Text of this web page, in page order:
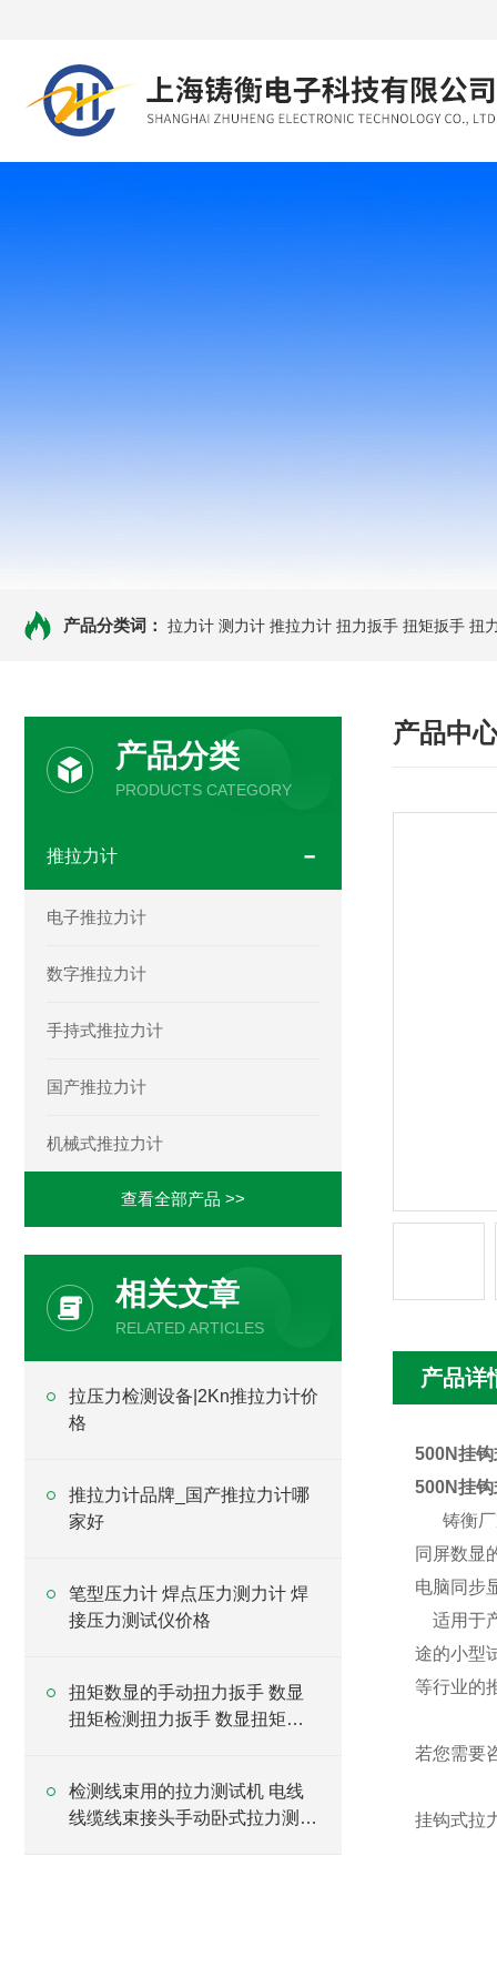
产品分类词： 拉力计 测力计 推拉力计 扭力扳手 扭矩扳手 扭
产品分类
PRODUCTS CATEGORY
推拉力计
电子推拉力计
数字推拉力计
手持式推拉力计
国产推拉力计
机械式推拉力计
查看全部产品 >>
相关文章
RELATED ARTICLES
拉压力检测设备|2Kn推拉力计价
格
推拉力计品牌_国产推拉力计哪
家好
笔型压力计 焊点压力测力计 焊
接压力测试仪价格
扭矩数显的手动扭力扳手 数显
扭矩检测扭力扳手 数显扭矩扳
检测线束用的拉力测试机 电线
线缆线束接头手动卧式拉力测试
产品中
产品详
500N挂
500N挂
铸衡
同屏数显
电脑同步
适用于
途的小型
等行业的
若您需要
挂钩式拉